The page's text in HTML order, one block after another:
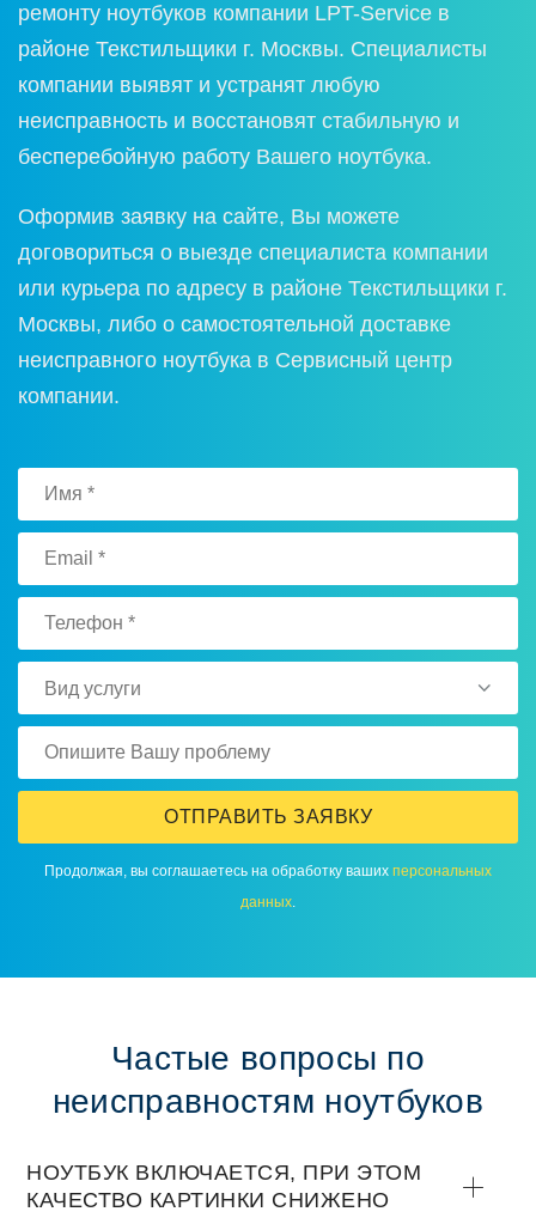
ремонту ноутбуков компании LPT-Service в
районе Текстильщики г. Москвы. Специалисты
компании выявят и устранят любую
неисправность и восстановят стабильную и
бесперебойную работу Вашего ноутбука.
Оформив заявку на сайте, Вы можете
договориться о выезде специалиста компании
или курьера по адресу в районе Текстильщики г.
Москвы, либо о самостоятельной доставке
неисправного ноутбука в Сервисный центр
компании.
Вид услуги
ОТПРАВИТЬ ЗАЯВКУ
Продолжая, вы соглашаетесь на обработку ваших персональных
данных.
Частые вопросы по
неисправностям ноутбуков
НОУТБУК ВКЛЮЧАЕТСЯ, ПРИ ЭТОМ
КАЧЕСТВО КАРТИНКИ СНИЖЕНО